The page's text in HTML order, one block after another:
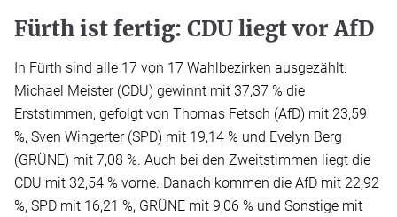
Fürth ist fertig: CDU liegt vor AfD
In Fürth sind alle 17 von 17 Wahlbezirken ausgezählt:
Michael Meister (CDU) gewinnt mit 37,37 % die
Erststimmen, gefolgt von Thomas Fetsch (AfD) mit 23,59
%, Sven Wingerter (SPD) mit 19,14 % und Evelyn Berg
(GRÜNE) mit 7,08 %. Auch bei den Zweitstimmen liegt die
CDU mit 32,54 % vorne. Danach kommen die AfD mit 22,92
%, SPD mit 16,21 %, GRÜNE mit 9,06 % und Sonstige mit